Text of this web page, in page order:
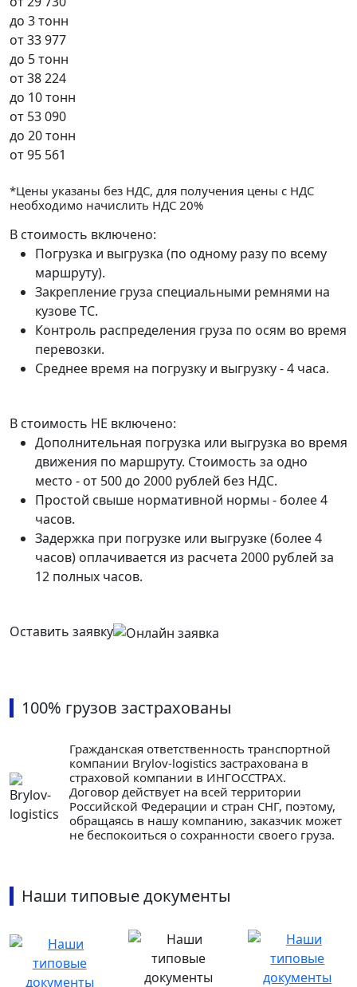
до 3 тонн
от33 977
до 5 тонн
от38 224
до 10 тонн
от 53 090
до 20 тонн
от95 561
*Цены указаны без НДС, для получения цены с НДС
необходимо начислить НДС 20%
В стоимость включено:
Погрузка и выгрузка (по одному разу по всему
маршруту).
Закрепление груза специальными ремнями на
кузове ТС.
Контроль распределения груза по осям во время
перевозки.
Среднее время на погрузку и выгрузку - 4 часа.
В стоимость НЕ включено:
Дополнительная погрузка или выгрузка во время
движения по маршруту. Стоимость за одно
место - от 500 до 2000 рублей без НДС.
Простой свыше нормативной нормы - более 4
часов.
Задержка при погрузке или выгрузке (более 4
часов) оплачивается из расчета 2000 рублей за
12 полных часов.
Оставить заявку
100% грузов застрахованы
Гражданская ответственность транспортной
компании Brylov-logistics застрахована в
страховой компании в ИНГОСCТРАХ.
Договор действует на всей территории
Российской Федерации и стран СНГ, поэтому,
обращаясь в нашу компанию, заказчик может
не беспокоиться о сохранности своего груза.
Наши типовые документы